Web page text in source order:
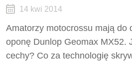
14 kwi 2014
Amatorzy motocrossu mają do
oponę Dunlop Geomax MX52.
cechy? Co za technologię